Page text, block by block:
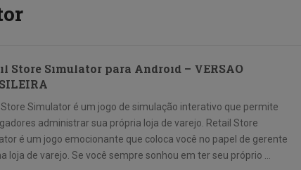
Store Simulator para Android – VERSÃO
Store Simulator é um jogo de simulação interativo que permite
administrar sua própria loja de varejo. Retail Store
é um jogo emocionante que coloca você no papel de gerente
loja de varejo. Se você sempre sonhou em ter seu próprio …